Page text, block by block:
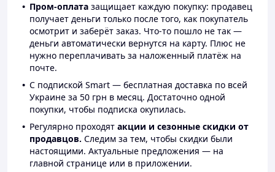
Пром-оплата защищает каждую покупку: продавец
получает деньги только после того, как покупатель
осмотрит и заберёт заказ. Что-то пошло не так —
деньги автоматически вернутся на карту. Плюс не
нужно переплачивать за наложенный платёж на
почте.
С подпиской Smart — бесплатная доставка по всей
Украине за 50 грн в месяц. Достаточно одной
покупки, чтобы подписка окупилась.
Регулярно проходят акции и сезонные скидки от
продавцов. Следим за тем, чтобы скидки были
настоящими. Актуальные предложения — на
главной странице или в приложении.